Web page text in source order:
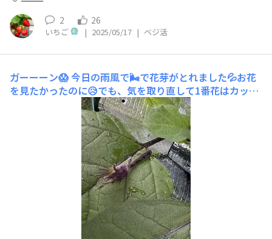
2 26
いちご | 2025/05/17 | ベジ活
ガーーーン😱今日の雨風で🌬️で花芽がとれました💦お花
を見たかったのに😥でも、気を取り直して1番花はカット
すると言うので一先ずよしとします🥹